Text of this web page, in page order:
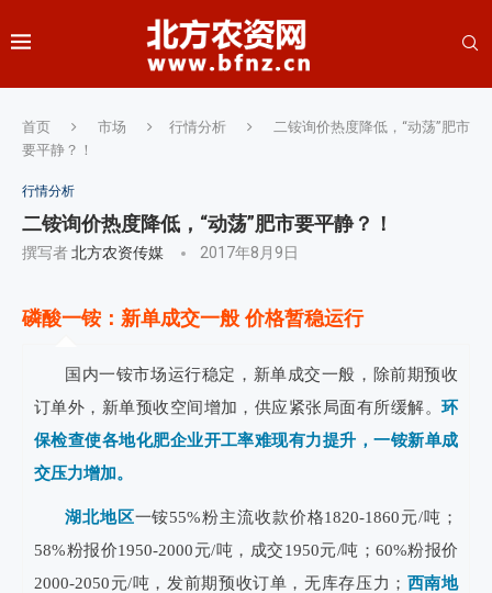
首页 市场 行情分析
二铵询价热度降低，“动荡”肥市
要平静？！
行情分析
二铵询价热度降低，“动荡”肥市要平静？！
撰写者北方农资传媒 2017年8月9日
磷酸一铵：新单成交一般 价格暂稳运行
国内一铵市场运行稳定，新单成交一般，除前期预收
订单外，新单预收空间增加，供应紧张局面有所缓解。 环
保检查使各地化肥企业开工率难现有力提升，一铵新单成
交压力增加。
湖北地区一铵55%粉主流收款价格1820-1860元/吨；
58%粉报价1950-2000元/吨，成交1950元/吨；60%粉报价
2000-2050元/吨，发前期预收订单，无库存压力； 西南地